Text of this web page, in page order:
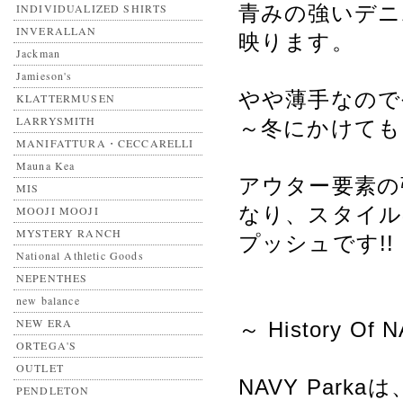
INDIVIDUALIZED SHIRTS
INVERALLAN
Jackman
Jamieson's
KLATTERMUSEN
LARRYSMITH
MANIFATTURA・CECCARELLI
Mauna Kea
MIS
MOOJI MOOJI
MYSTERY RANCH
National Athletic Goods
NEPENTHES
new balance
NEW ERA
ORTEGA'S
OUTLET
PENDLETON
青みの強いデ
映ります。
やや薄手なの
～冬にかけて
アウター要素
なり、スタイ
プッシュです!!
～ History Of
NAVY Parkaは